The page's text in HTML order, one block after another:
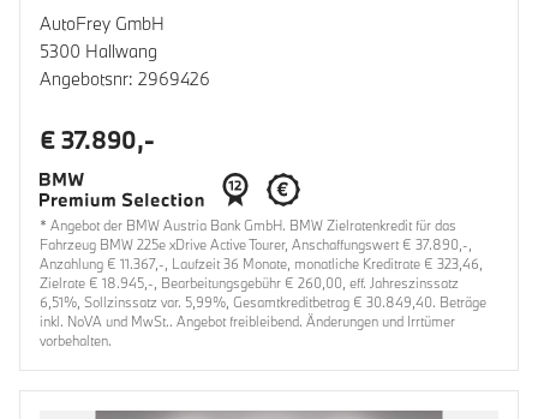
AutoFrey GmbH
5300 Hallwang
Angebotsnr: 2969426
€ 37.890,-
* Angebot der BMW Austria Bank GmbH. BMW Zielratenkredit für das
Fahrzeug BMW 225e xDrive Active Tourer, Anschaffungswert € 37.890,-,
Anzahlung € 11.367,-, Laufzeit 36 Monate, monatliche Kreditrate € 323,46,
Zielrate € 18.945,-, Bearbeitungsgebühr € 260,00, eff. Jahreszinssatz
6,51%, Sollzinssatz var. 5,99%, Gesamtkreditbetrag € 30.849,40. Beträge
inkl. NoVA und MwSt.. Angebot freibleibend. Änderungen und Irrtümer
vorbehalten.